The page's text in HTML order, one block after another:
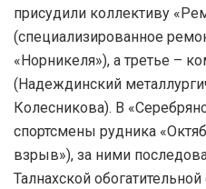
присудили коллективу
(специализированное
«Норникеля»), а третье –
(Надеждинский
Колесникова). В
спортсмены рудника
взрыв»), за ними
Талнахской